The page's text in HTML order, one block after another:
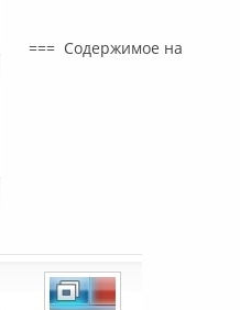
=== Содержимое на